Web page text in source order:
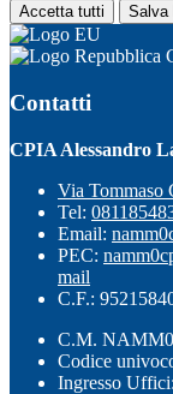
Accetta tutti Salva
Contatti
CPIA Alessandro
Via Tommaso
Tel:
Email:
PEC:
mail
C.F.:
C.M.
Codice
Ingresso